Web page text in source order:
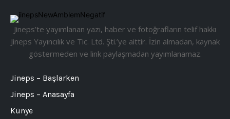
Jineps’te yayımlanan yazı, haber ve fotoğrafların telif hakkı
Jineps Yayıncılık ve Tic. Ltd. Şti.’ye aittir. İzin almadan, kaynak
göstermeden ve link paylaşmadan yayımlanamaz.
Jineps – Başlarken
Jineps – Anasayfa
Künye